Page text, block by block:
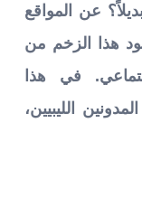
عن المواقع
هذا الزخم من
في هذا
الليبيين،